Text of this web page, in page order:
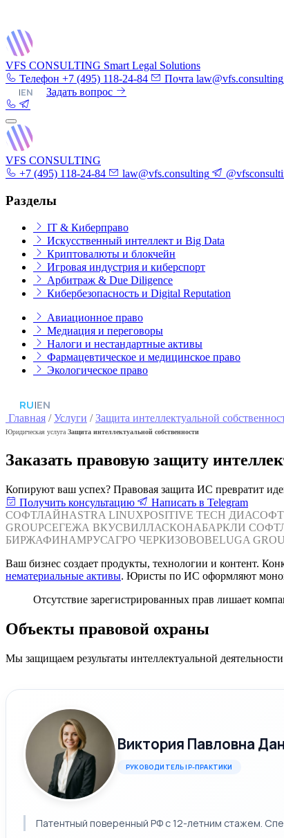
VFS CONSULTING Smart Legal Solutions
Телефон +7 (495) 118-24-84 Почта law@vfs.consulting
|EN Задать вопрос
VFS CONSULTING
+7 (495) 118-24-84
law@vfs.consulting
Разделы
IT & Киберправо
Искусственный интеллект и Big Data
Криптовалюты и блокчейн
Игровая индустрия и киберспорт
Арбитраж & Due Diligence
Кибербезопасность и Digital Reputation
Авиационное право
Медиация и переговоры
Налоги и нестандартные активы
Фармацевтическое и медицинское право
Экологическое право
RU|EN
Главная /Услуги /Защита интеллектуальной
Юридическая услуга Защита интеллектуальной собственности
Заказать правовую защиту
Копируют ваш успех? Правовая защита ИС превратит
Получить консультацию
Написать в Telegram
СОФТЛАЙНASTRA LINUXPOSITIVE TECH ДИАСОФТ
GROUPСЕГЕЖА ВКУСВИЛЛАСКОНАБАРКЛИ
БИРЖАФИНАМРУСАГРО ЧЕРКИЗОВОBELUGA
Ваш бизнес создает продукты, технологии и контент.
нематериальные активы. Юристы по ИС оформляют
Отсутствие зарегистрированных прав лишает
Объекты правовой охраны
Мы защищаем результаты интеллектуальной
Виктория Павловна
РУКОВОДИТЕЛЬ IP-ПРАКТИКИ
Патентный поверенный РФ с 12-летним стажем.